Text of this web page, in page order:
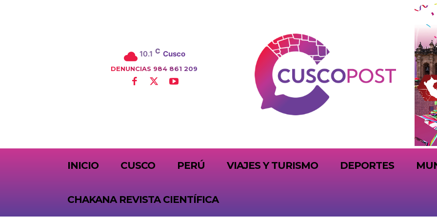
10.1 C Cusco
DENUNCIAS 984 861 209
INICIO CUSCO PERÚ VIAJES Y TURISMO DEPORTES
CHAKANA REVISTA CIENTÍFICA